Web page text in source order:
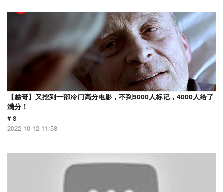
【越哥】又挖到一部冷门高分电影，不到5000人标记，4000人给了
满分！
# 8
2022-10-12 11:58